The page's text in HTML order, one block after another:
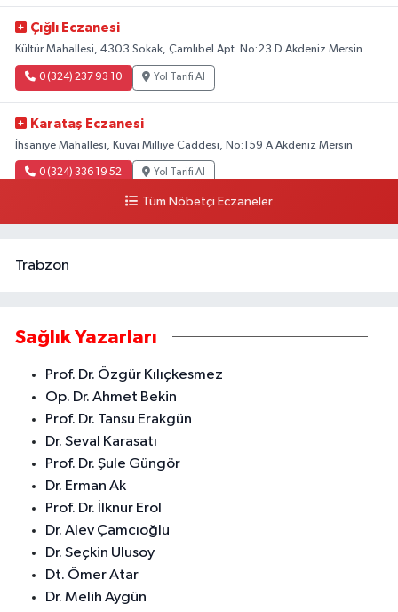
Çığlı Eczanesi
Kültür Mahallesi, 4303 Sokak, Çamlıbel Apt. No:23 D Akdeniz Mersin
0 (324) 237 93 10 Yol Tarifi Al
Karataş Eczanesi
İhsaniye Mahallesi, Kuvai Milliye Caddesi, No:159 A Akdeniz Mersin
0 (324) 336 19 52 Yol Tarifi Al
Tüm Nöbetçi Eczaneler
Trabzon
Sağlık Yazarları
Prof. Dr. Özgür Kılıçkesmez
Op. Dr. Ahmet Bekin
Prof. Dr. Tansu Erakgün
Dr. Seval Karasatı
Prof. Dr. Şule Güngör
Dr. Erman Ak
Prof. Dr. İlknur Erol
Dr. Alev Çamcıoğlu
Dr. Seçkin Ulusoy
Dt. Ömer Atar
Dr. Melih Aygün